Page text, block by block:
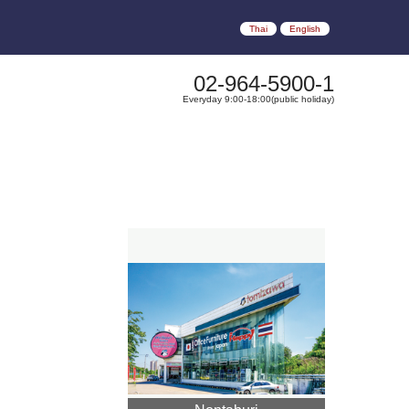
Thai English
02-964-5900-1
Everyday 9:00-18:00(public holiday)